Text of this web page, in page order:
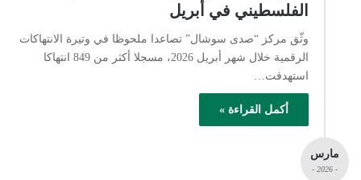
الفلسطيني في أبريل
وثّق مركز “صدى سوشال” تصاعدا ملحوظا في وتيرة الانتهاكات
الرقمية خلال شهر أبريل 2026، مسجلا أكثر من 849 انتهاكا
استهدفت…
أكمل القراءة »
مارس
- 2026 -